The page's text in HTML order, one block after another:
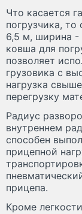
Что касается
погрузчика,
6,5 м, ширина -
ковша для
позволяет
грузовика с
нагрузка
перегрузку
Радиус
внутреннем
способен
прицепной
прицепа.
Кроме